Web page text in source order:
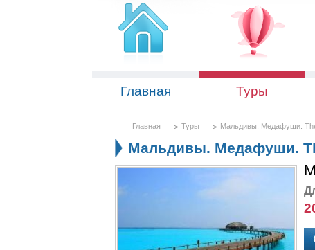
Главная Туры
Главная Туры Мальдивы. Медафуши.
Мальдивы. Медафуши.